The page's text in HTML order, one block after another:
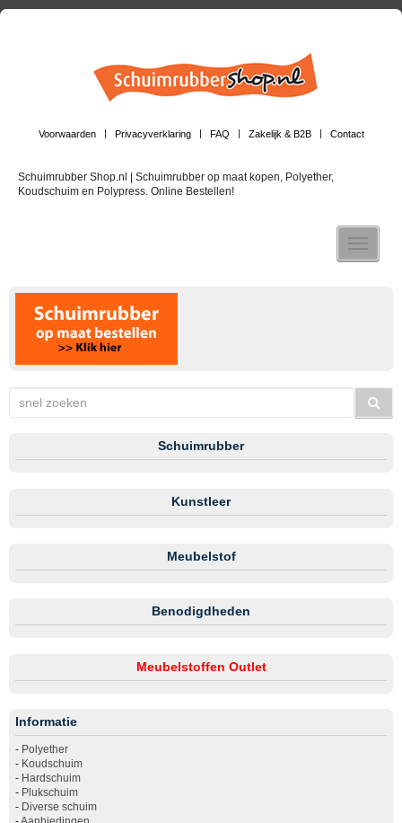
Voorwaarden Privacyverklaring FAQ Zakelijk & B2B Contact
Schuimrubber Shop.nl | Schuimrubber op maat kopen, Polyether,
Koudschuim en Polypress. Online Bestellen!
Toggle
Schuimrubber
Kunstleer
Meubelstof
Benodigdheden
Meubelstoffen Outlet
Informatie
- Polyether
- Koudschuim
- Hardschuim
- Plukschuim
- Diverse schuim